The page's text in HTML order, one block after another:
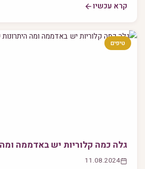
קרא עכשיו
טיפים
גלה כמה קלוריות יש באדממה
11.08.2024